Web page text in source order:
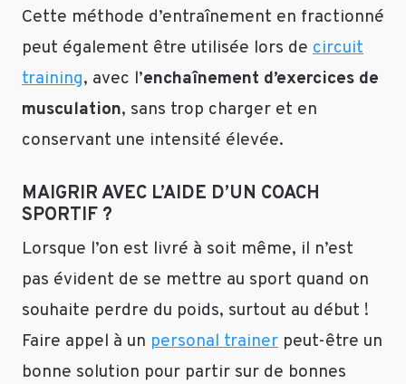
Cette méthode d’entraînement en fractionné
peut également être utilisée lors de circuit
training, avec l’enchaînement d’exercices de
musculation, sans trop charger et en
conservant une intensité élevée.
MAIGRIR AVEC L’AIDE D’UN COACH
SPORTIF ?
Lorsque l’on est livré à soit même, il n’est
pas évident de se mettre au sport quand on
souhaite perdre du poids, surtout au début !
Faire appel à un personal trainer peut-être un
bonne solution pour partir sur de bonnes